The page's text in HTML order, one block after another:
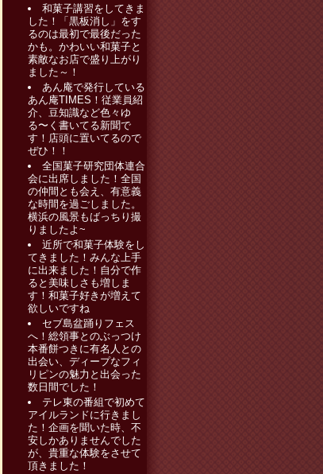
和菓子講習をしてきま
した！「黒板消し」をす
るのは最初で最後だった
かも。かわいい和菓子と
素敵なお店で盛り上がり
ました～！
あん庵で発行している
あん庵TIMES！従業員紹
介、豆知識など色々ゆ
る〜く書いてる新聞で
す！店頭に置いてるので
ぜひ！！
全国菓子研究団体連合
会に出席しました！全国
の仲間とも会え、有意義
な時間を過ごしました。
横浜の風景もばっちり撮
りましたよ~
近所で和菓子体験をし
てきました！みんな上手
に出来ました！自分で作
ると美味しさも増しま
す！和菓子好きが増えて
欲しいですね
セブ島盆踊りフェス
へ！総領事とのぶっつけ
本番餅つきに有名人との
出会い、ディープなフィ
リピンの魅力と出会った
数日間でした！
テレ東の番組で初めて
アイルランドに行きまし
た！企画を聞いた時、不
安しかありませんでした
が、貴重な体験をさせて
頂きました！